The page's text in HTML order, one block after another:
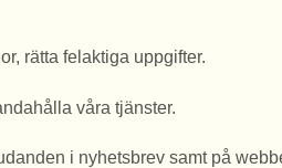
rätta felaktiga uppgifter.
våra tjänster.
i nyhetsbrev samt på